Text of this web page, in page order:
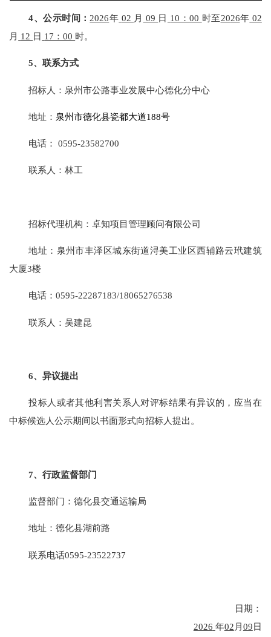
4、公示时间 ： 2026年 02 月 09 日 10：00 时至2026年 02
月 12 日 17：00 时。
5、联系方式
招标人 ： 泉州市公路事业发展中心德化分中心
地址： 泉州市德化县瓷都大道188号
电话： 0595-23582700
联系人：林工
招标代理机构：卓知项目管理顾问有限公司
地址：泉州市丰泽区城东街道浔美工业区西辅路云玳建筑
大厦3楼
电话：0595-22287183/18065276538
联系人：吴建昆
6、异议提出
投标人或者其他利害关系人对评标结果有异议的，应当在
中标候选人公示期间以书面形式向招标人提出。
7、行政监督部门
监督部门：德化县交通运输局
地址：德化县湖前路
联系电话0595-23522737
日期：
2026 年02 月09日